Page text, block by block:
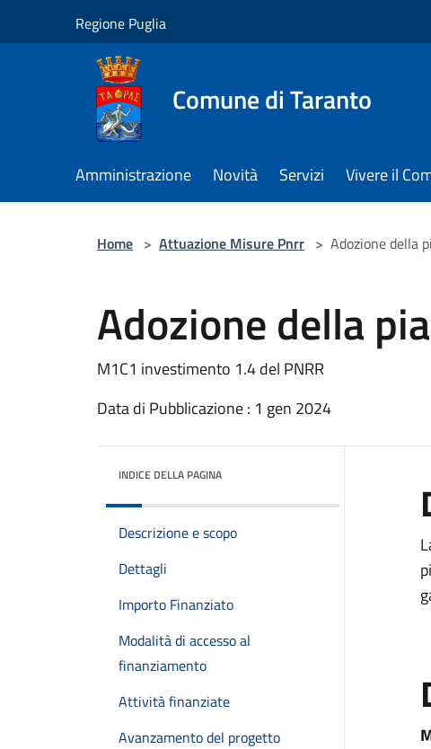
Regione Puglia
Comune di Taranto
Amministrazione Novità Servizi Vivere il
Home > Attuazione Misure Pnrr > Adozione della
Adozione della
M1C1 investimento 1.4 del PNRR
Data di Pubblicazione : 1 gen 2024
INDICE DELLA PAGINA
Descrizione e scopo
Dettagli
Importo Finanziato
Modalità di accesso al
finanziamento
Attività finanziate
Avanzamento del progetto